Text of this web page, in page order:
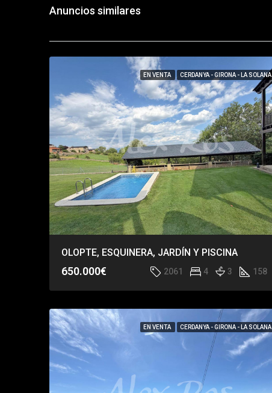
Anuncios similares
EN VENTA CERDANYA - GIRONA - LA SOLANA
OLOPTE, ESQUINERA, JARDÍN Y PISCINA
650.000€ 2061 4 3 158
EN VENTA CERDANYA - GIRONA - LA SOLANA